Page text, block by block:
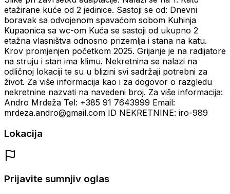
etažirane kuće od 2 jedinice. Sastoji se od: Dnevni
boravak sa odvojenom spavaćom sobom Kuhinja
Kupaonica sa wc-om Kuća se sastoji od ukupno 2
etažna vlasništva odnosno prizemlja i stana na katu.
Krov promjenjen početkom 2025. Grijanje je na radijatore
na struju i stan ima klimu. Nekretnina se nalazi na
odličnoj lokaciji te su u blizini svi sadržaji potrebni za
život. Za više informacija kao i za dogovor o razgledu
nekretnine nazvati na navedeni broj. Za više informacija:
Andro Mrdeža Tel: +385 91 7643999 Email:
mrdeza.andro@gmail.com ID NEKRETNINE: iro-989
Lokacija
Prijavite sumnjiv oglas